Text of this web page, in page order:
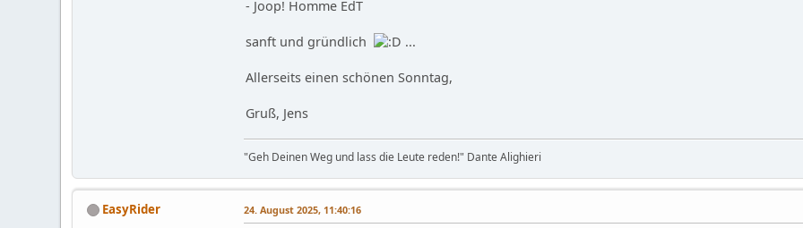
- Joop! Homme EdT
sanft und gründlich ...
Allerseits einen schönen Sonntag,
Gruß, Jens
"Geh Deinen Weg und lass die Leute reden!" Dante Alighieri
EasyRider 24. August 2025, 11:40:16